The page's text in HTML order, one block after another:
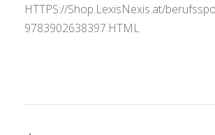
HTTPS://Shop.LexisNexis.at/
9783902638397.HTML